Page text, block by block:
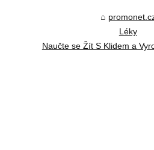
Léky
Naučte se Žít S Klidem a